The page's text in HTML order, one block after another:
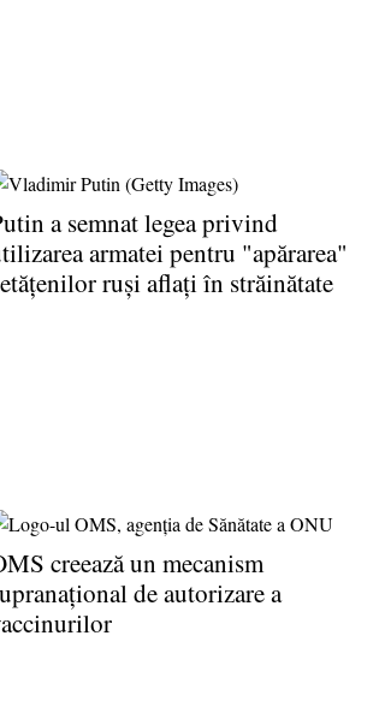
a semnat legea privind
armatei pentru "apărarea"
ruşi aflaţi în străinătate
creează un mecanism
de autorizare a